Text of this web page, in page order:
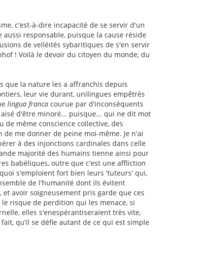
c'est-à-dire incapacité de se servir d'un
responsable, puisque la cause réside
de velléités sybaritiques de s'en servir
! Voilà le devoir du citoyen du monde, du
que la nature les a affranchis depuis
leur vie durant, unilingues empêtrés
lingua franca courue par d'inconséquents
d'être minoré... puisque... qui ne dit mot
même conscience collective, des
me donner de peine moi-même. Je n'ai
à des injonctions cardinales dans celle
majorité des humains tienne ainsi pour
babéliques, outre que c'est une affliction
s'emploient fort bien leurs 'tuteurs' qui,
de l'humanité dont ils évitent
avoir soigneusement pris garde que ces
risque de perdition qui les menace, si
elles s'enespérantiseraient très vite,
qu’il se défie autant de ce qui est simple